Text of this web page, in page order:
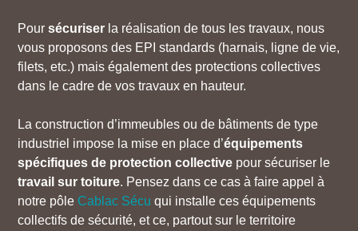
Poursécuriser la réalisation de tous les travaux, nous
vous proposons des EPI standards (harnais, ligne de vie,
filets, etc.) mais également des protections collectives
dans le cadre de vos travaux en hauteur.
La construction d’immeubles ou de bâtiments de type
industriel impose la mise en place d’équipements
spécifiques de protection collective pour sécuriser le
travail sur toiture. Pensez dans ce cas à faire appel à
notre pôle Cablac Sécu qui installe ces équipements
collectifs de sécurité, et ce, partout sur le territoire